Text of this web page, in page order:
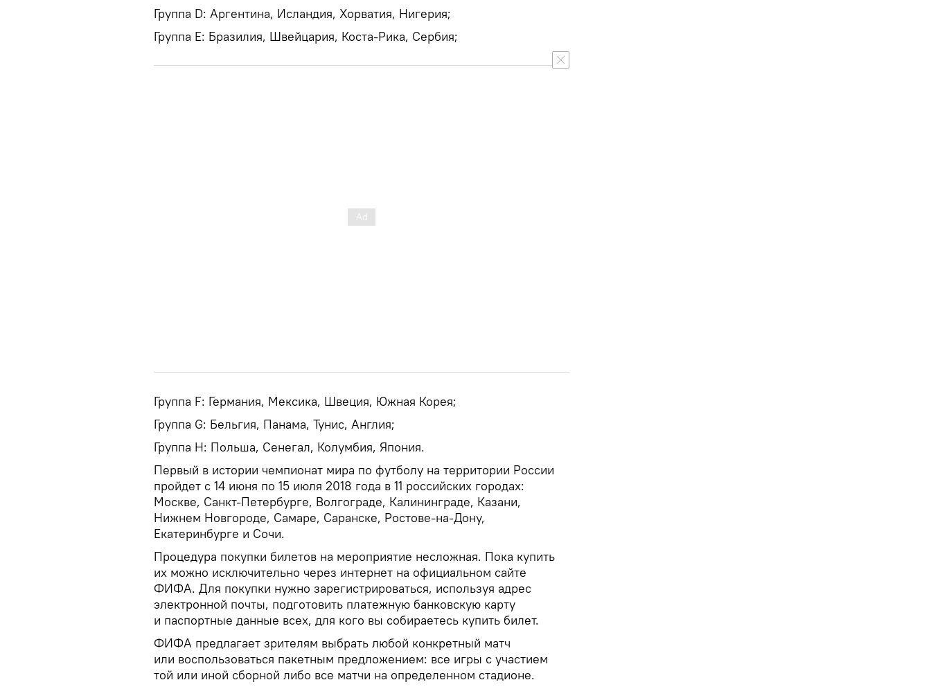
Группа D: Аргентина, Исландия, Хорватия, Нигерия;
Группа Е: Бразилия, Швейцария, Коста-Рика, Сербия;
Группа F: Германия, Мексика, Швеция, Южная Корея;
Группа G: Бельгия, Панама, Тунис, Англия;
Группа H: Польша, Сенегал, Колумбия, Япония.
Первый в истории чемпионат мира по футболу на территории России
пройдет с 14 июня по 15 июля 2018 года в 11 российских городах:
Москве, Санкт-Петербурге, Волгограде, Калининграде, Казани,
Нижнем Новгороде, Самаре, Саранске, Ростове-на-Дону,
Екатеринбурге и Сочи.
Процедура покупки билетов на мероприятие несложная. Пока купить
их можно исключительно через интернет на официальном сайте
ФИФА. Для покупки нужно зарегистрироваться, используя адрес
электронной почты, подготовить платежную банковскую карту
и паспортные данные всех, для кого вы собираетесь купить билет.
ФИФА предлагает зрителям выбрать любой конкретный матч
или воспользоваться пакетным предложением: все игры с участием
той или иной сборной либо все матчи на определенном стадионе.